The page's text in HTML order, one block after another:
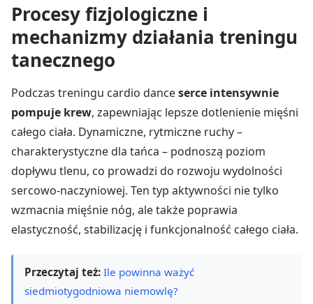
Procesy fizjologiczne i
mechanizmy działania treningu
tanecznego
Podczas treningu cardio danceserce intensywnie
pompuje krew, zapewniając lepsze dotlenienie mięśni
całego ciała. Dynamiczne, rytmiczne ruchy –
charakterystyczne dla tańca – podnoszą poziom
dopływu tlenu, co prowadzi do rozwoju wydolności
sercowo-naczyniowej. Ten typ aktywności nie tylko
wzmacnia mięśnie nóg, ale także poprawia
elastyczność, stabilizację i funkcjonalność całego ciała.
Przeczytaj też: Ile powinna ważyć
siedmiotygodniowa niemowlę?